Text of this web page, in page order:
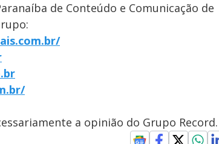
de Conteúdo e Comunicação de
a opinião do Grupo Record.